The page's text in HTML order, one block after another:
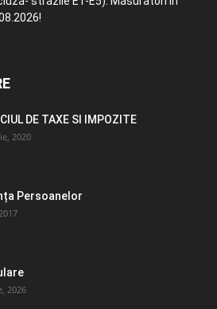
DE TAXE SI IMPOZITE
2020
Persoanelor
2026